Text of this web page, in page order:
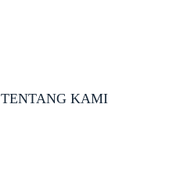
TENTANG KAMI